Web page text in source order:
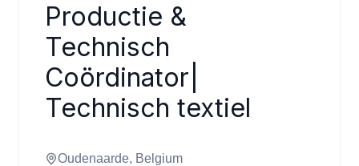
Productie &
Technisch
Coördinator|
Technisch textiel
Oudenaarde, Belgium